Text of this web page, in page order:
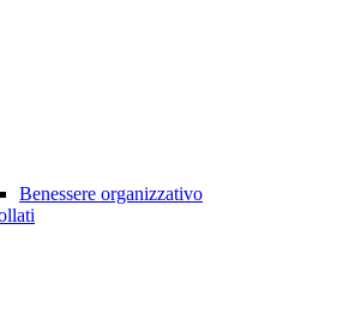
Benessere organizzativo